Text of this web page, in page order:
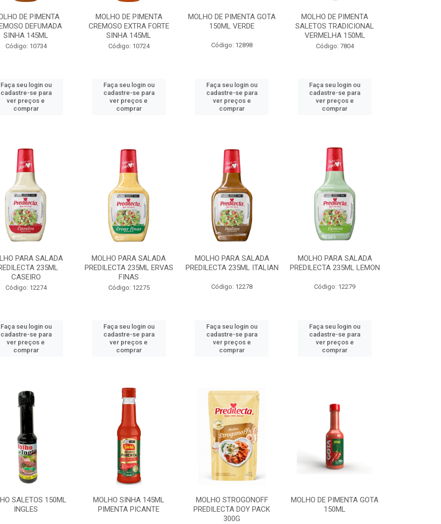
DE PIMENTA
DEFUMADA
SINHA 145ML
Código: 10734
Faça seu login ou
cadastre-se para
ver preços e
comprar
MOLHO DE PIMENTA
CREMOSO EXTRA FORTE
SINHA 145ML
Código: 10724
Faça seu login ou
cadastre-se para
ver preços e
comprar
MOLHO DE PIMENTA GOTA
150ML VERDE
Código: 12898
Faça seu login ou
cadastre-se para
ver preços e
comprar
MOLHO DE PIMENTA
SALETOS TRADICIONAL
VERMELHA 150ML
Código: 7804
Faça seu login ou
cadastre-se para
ver preços e
comprar
PARA SALADA
235ML
CASEIRO
Código: 12274
Faça seu login ou
cadastre-se para
ver preços e
comprar
MOLHO PARA SALADA
PREDILECTA 235ML ERVAS
FINAS
Código: 12275
Faça seu login ou
cadastre-se para
ver preços e
comprar
MOLHO PARA SALADA
PREDILECTA 235ML ITALIAN
Código: 12278
Faça seu login ou
cadastre-se para
ver preços e
comprar
MOLHO PARA SALADA
PREDILECTA 235ML LEMON
Código: 12279
Faça seu login ou
cadastre-se para
ver preços e
comprar
SALETOS 150ML
INGLES
MOLHO SINHA 145ML
PIMENTA PICANTE
MOLHO STROGONOFF
PREDILECTA DOY PACK
300G
MOLHO DE PIMENTA GOTA
150ML